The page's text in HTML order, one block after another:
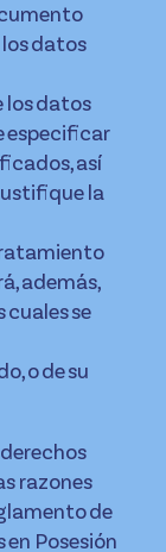
datos
los datos
especificar
así
la
además,
cuales se
o de su
razones
de
en Posesión